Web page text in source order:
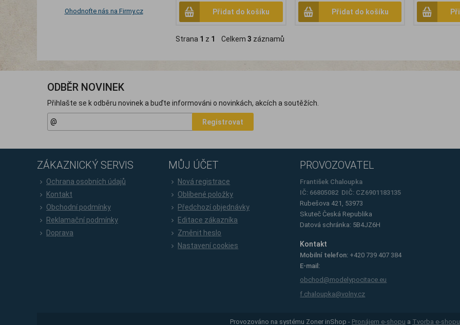
Ohodnoťte nás na Firmy.cz Přidat do košíku Přidat do košíku
Strana 1 z 1 Celkem 3 záznamů
ODBĚR NOVINEK
Přihlašte se k odběru novinek a buďte informováni o novinkách, akcích a soutěžích.
Registrovat
ZÁKAZNICKÝ SERVIS
Ochrana osobních údajů
Kontakt
Obchodní podmínky
Reklamační podmínky
Doprava
MŮJ ÚČET
Nová registrace
Oblíbené položky
Předchozí objednávky
Editace zákazníka
Změnit heslo
Nastavení cookies
PROVOZOVATEL
František Chaloupka
IČ: 66805082 DIČ: CZ6901183135
Rubešova 421, 53973
Skuteč Česká Republika
Datová schránka: 5B4JZ6H
Kontakt
Mobilní telefon: +420 739 407 384
E-mail:
obchod@modelypocitace.eu
f.chaloupka@volny.cz
Provozováno na systému Zoner inShop - Pronájem e-shopu a Tvorba e-shopu